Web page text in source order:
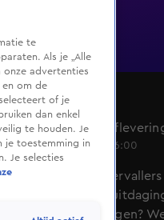
De Kluis
Seizoen 4,
4 juni 2022, 16:00
Lukt het
de ultieme
leven te plegen?
te
Als je „Alle
advertenties
en om de
of je
dan enkel
te houden. Je
je toestemming in
Je selecties